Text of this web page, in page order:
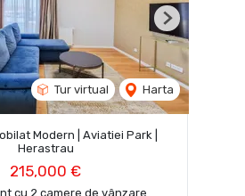
Tur virtual Harta
Next
Modern | Aviatiei Park |
Herastrau
215,000 €
cu 2 camere de vânzare